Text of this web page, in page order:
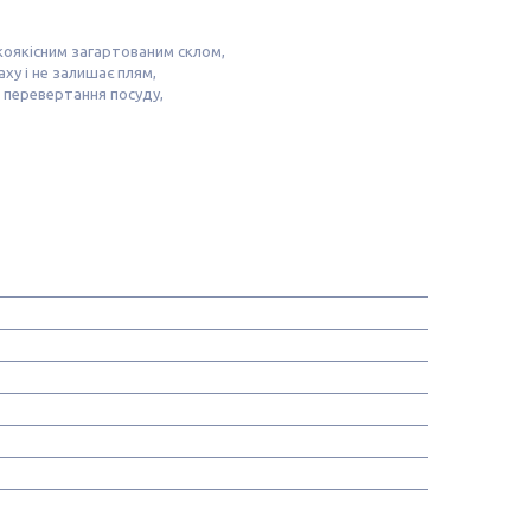
загартованим склом,
і не залишає плям,
посуду,